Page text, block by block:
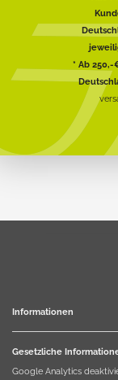
* Ab
Informationen
Gesetzliche
Google Analytics